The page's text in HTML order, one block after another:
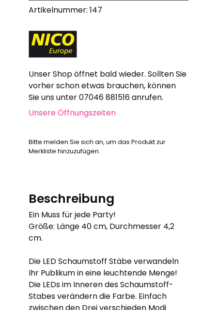
Artikelnummer: 147
Unser Shop öffnet bald wieder. Sollten Sie
vorher schon etwas brauchen, können
Sie uns unter 07046 881516 anrufen.
Unsere Öffnungszeiten
Bitte melden Sie sich an, um das Produkt zur
Merkliste hinzuzufügen.
Beschreibung
Ein Muss für jede Party!
Größe: Länge 40 cm, Durchmesser 4,2
cm.
Die LED Schaumstoff Stäbe verwandeln
Ihr Publikum in eine leuchtende Menge!
Die LEDs im Inneren des Schaumstoff-
Stabes verändern die Farbe. Einfach